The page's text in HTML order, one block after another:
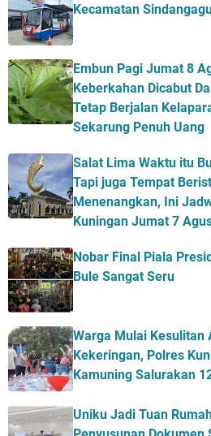
Kecamatan
Embun Pagi Jumat 8
Keberkahan Dicabut
Tetap Berjalan
Sekarung Penuh Uang
Salat Lima Waktu itu
Tapi juga Tempat
Menenangkan, Ini
Kuningan Jumat 7
Nobar Final Piala
Bule Sangat Seru
Warga Mulai Kesulitan
Kekeringan, Polres
Kamuning Salurakan
Uniku Jadi Tuan